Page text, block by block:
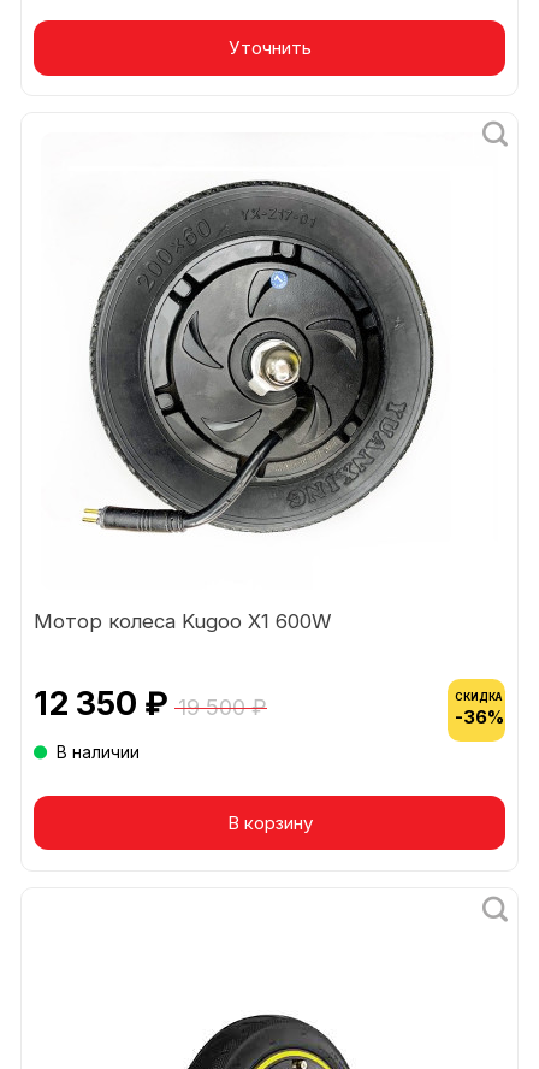
Уточнить
Мотор колеса Kugoo X1 600W
12 350 ₽ 19 500 ₽ СКИДКА
-36%
В наличии
В корзину